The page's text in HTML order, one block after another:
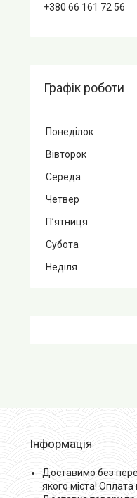
+380 66 161 72 56
Графік роботи
Понеділок
Вівторок
Середа
Четвер
Пʼятниця
Субота
Неділя
Інформація
Доставимо без
якого міста! Оплата